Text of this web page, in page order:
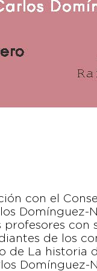
con el
Domínguez-
con
de los
de La historia